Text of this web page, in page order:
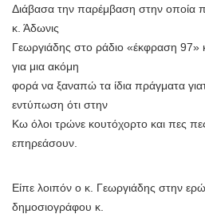
Διάβασα την παρέμβαση στην οποία
κ. Άδωνις
Γεωργιάδης στο ράδιο «έκφραση 97»
για μια ακόμη
φορά να ξαναπώ τα ίδια πράγματα
εντύπωση ότι στην
Κω όλοι τρώνε κουτόχορτο και πες
επηρεάσουν.
Είπε λοιπόν ο κ. Γεωργιάδης στην
δημοσιογράφου κ.